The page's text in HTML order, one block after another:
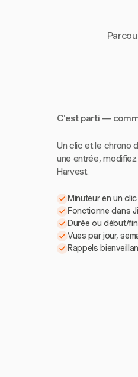
C'est parti —
Un clic et le chrono
une entrée,
Harvest.
Minuteur en un
Fonctionne dans
Durée ou début/
Vues par jour,
Rappels